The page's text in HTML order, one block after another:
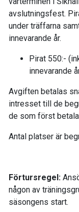
avslutningsfest.
under träffarna
innevarande år.
Pirat 550:-
innevarande
Avgiften betalas
intresset till de
de som först
Antal platser är
Förtursregel:
någon av
säsongens start.